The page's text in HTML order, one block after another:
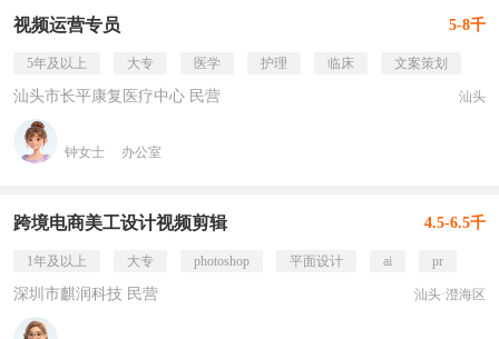
视频运营专员 5-8千
5年及以上 大专 医学 护理 临床 文案策划
汕头市长平康复医疗中心 民营 汕头
钟女士 办公室
跨境电商美工设计视频剪辑 4.5-6.5千
1年及以上 大专 photoshop 平面设计 ai pr
深圳市麒润科技 民营 汕头·澄海区